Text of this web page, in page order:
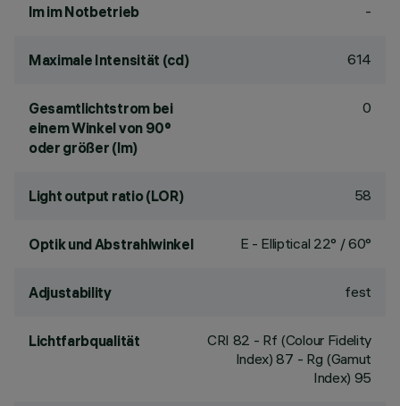
lm im Notbetrieb -
Maximale Intensität (cd) 614
Gesamtlichtstrom bei
einem Winkel von 90°
oder größer (lm)
0
Light output ratio (LOR) 58
Optik und Abstrahlwinkel E - Elliptical 22° / 60°
Adjustability fest
Lichtfarbqualität CRI 82 - Rf (Colour Fidelity
Index) 87 - Rg (Gamut
Index) 95